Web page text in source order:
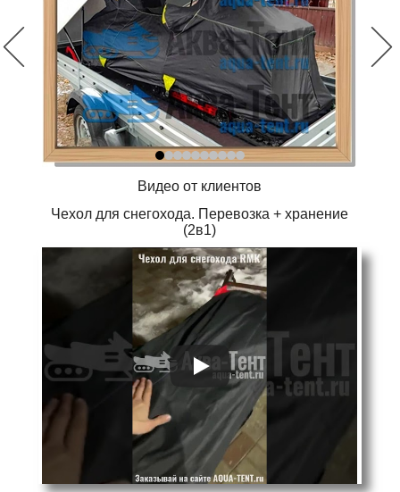
Видео от клиентов
Чехол для снегохода. Перевозка + хранение
(2в1)